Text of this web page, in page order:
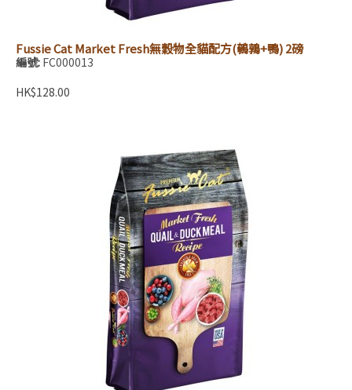
Fussie Cat Market Fresh無穀物全貓配方(鵪鶉+鴨) 2磅
編號: FC000013
HK$128.00